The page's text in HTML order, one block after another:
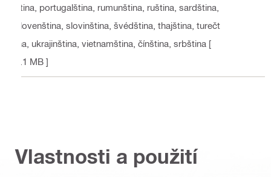
ština, portugalština, rumunština, ruština, sardština,
slovenština, slovinština, švédština, thajština, turečt
ina, ukrajinština, vietnamština, čínština, srbština [
2.1 MB ]
Vlastnosti a použití